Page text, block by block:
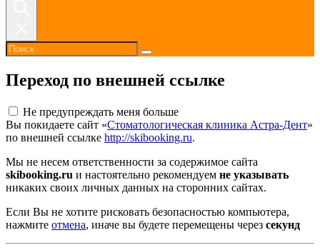
Переход по внешней ссылке
Не предупреждать меня больше
Вы покидаете сайт «Стоматологическая клиника Астра-Дент»
по внешней ссылке http://skibooking.ru.
Мы не несем ответственности за содержимое сайта
skibooking.ru и настоятельно рекомендуем не указывать
никаких своих личных данных на сторонних сайтах.
Если Вы не хотите рисковать безопасностью компьютера,
нажмите отмена, иначе вы будете перемещены через секунд